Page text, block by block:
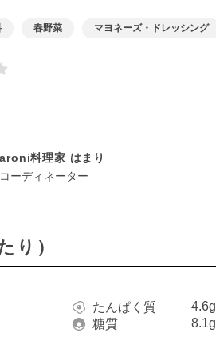
春野菜 マヨネーズ・ドレッシング
料理家 はまり
ーディネーター
り）
たんぱく質 4.6g
糖質 8.1g